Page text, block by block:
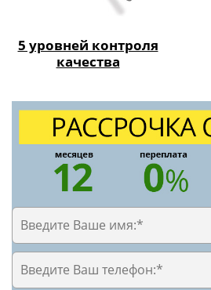
УЗНАТЬ
ПРИМЕРЫ
РЕМОНТ КВАРТИРЫ В
ИНТЕРЬЕРА В ХИМКАХ
тип ремонта:
ремонт под
+ дизайн интерьера
площадь: